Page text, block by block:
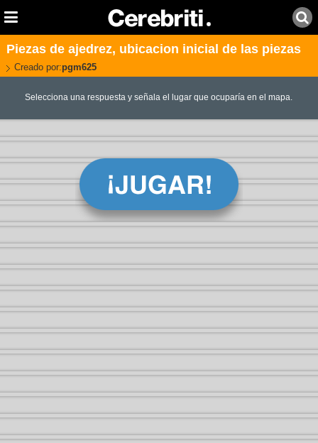
Piezas de ajedrez, ubicacion inicial de las piezas
Creado por:pgm625
Selecciona una respuesta y señala el lugar que ocuparía en el mapa.